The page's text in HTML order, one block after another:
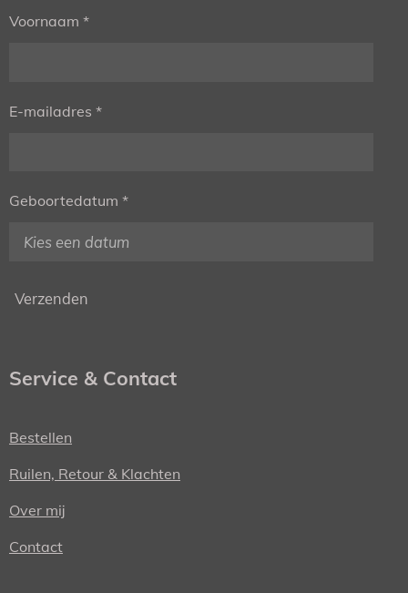
Voornaam *
E-mailadres *
Geboortedatum *
Verzenden
Service & Contact
Bestellen
Ruilen, Retour & Klachten
Over mij
Contact